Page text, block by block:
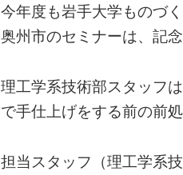
今年度も岩手大学ものづ
奥州市のセミナーは、記
理工学系技術部スタッフ
で手仕上げをする前の前
担当スタッフ（理工学系技